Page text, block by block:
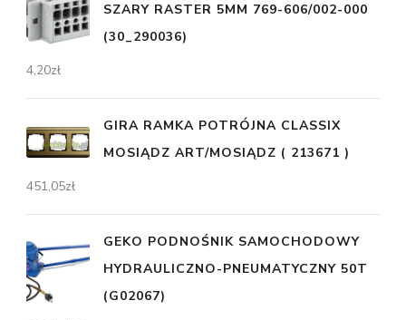
SZARY RASTER 5MM 769-606/002-000
(30_290036)
4,20zł
GIRA RAMKA POTRÓJNA CLASSIX
MOSIĄDZ ART/MOSIĄDZ ( 213671 )
451,05zł
GEKO PODNOŚNIK SAMOCHODOWY
HYDRAULICZNO-PNEUMATYCZNY 50T
(G02067)